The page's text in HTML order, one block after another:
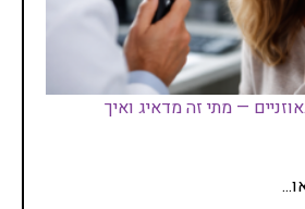
— מתי זה מדאיג ואיך